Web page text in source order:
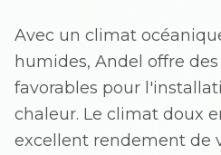
Avec un climat
humides, Andel offre
favorables pour
chaleur. Le climat doux
excellent rendement de